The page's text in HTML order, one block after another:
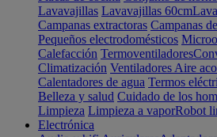
Lavavajillas Lavavajillas 60cm
Campanas extractoras Campanas
Pequeños electrodomésticos
Calefacción Termoventiladores
Climatización Ventiladores Aire
Calentadores de agua Termos
Belleza y salud Cuidado de los
Limpieza Limpieza a vaporRobot
Electrónica